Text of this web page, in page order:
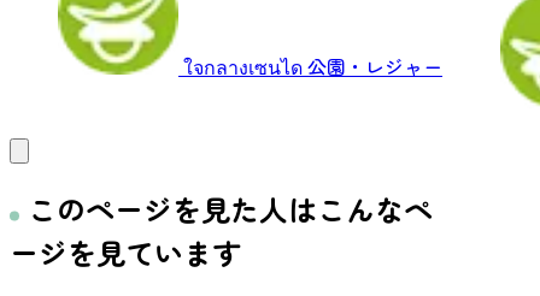
ใจกลางเซนได公園・レジャー
このページを見た人はこんなペ
ージを見ています